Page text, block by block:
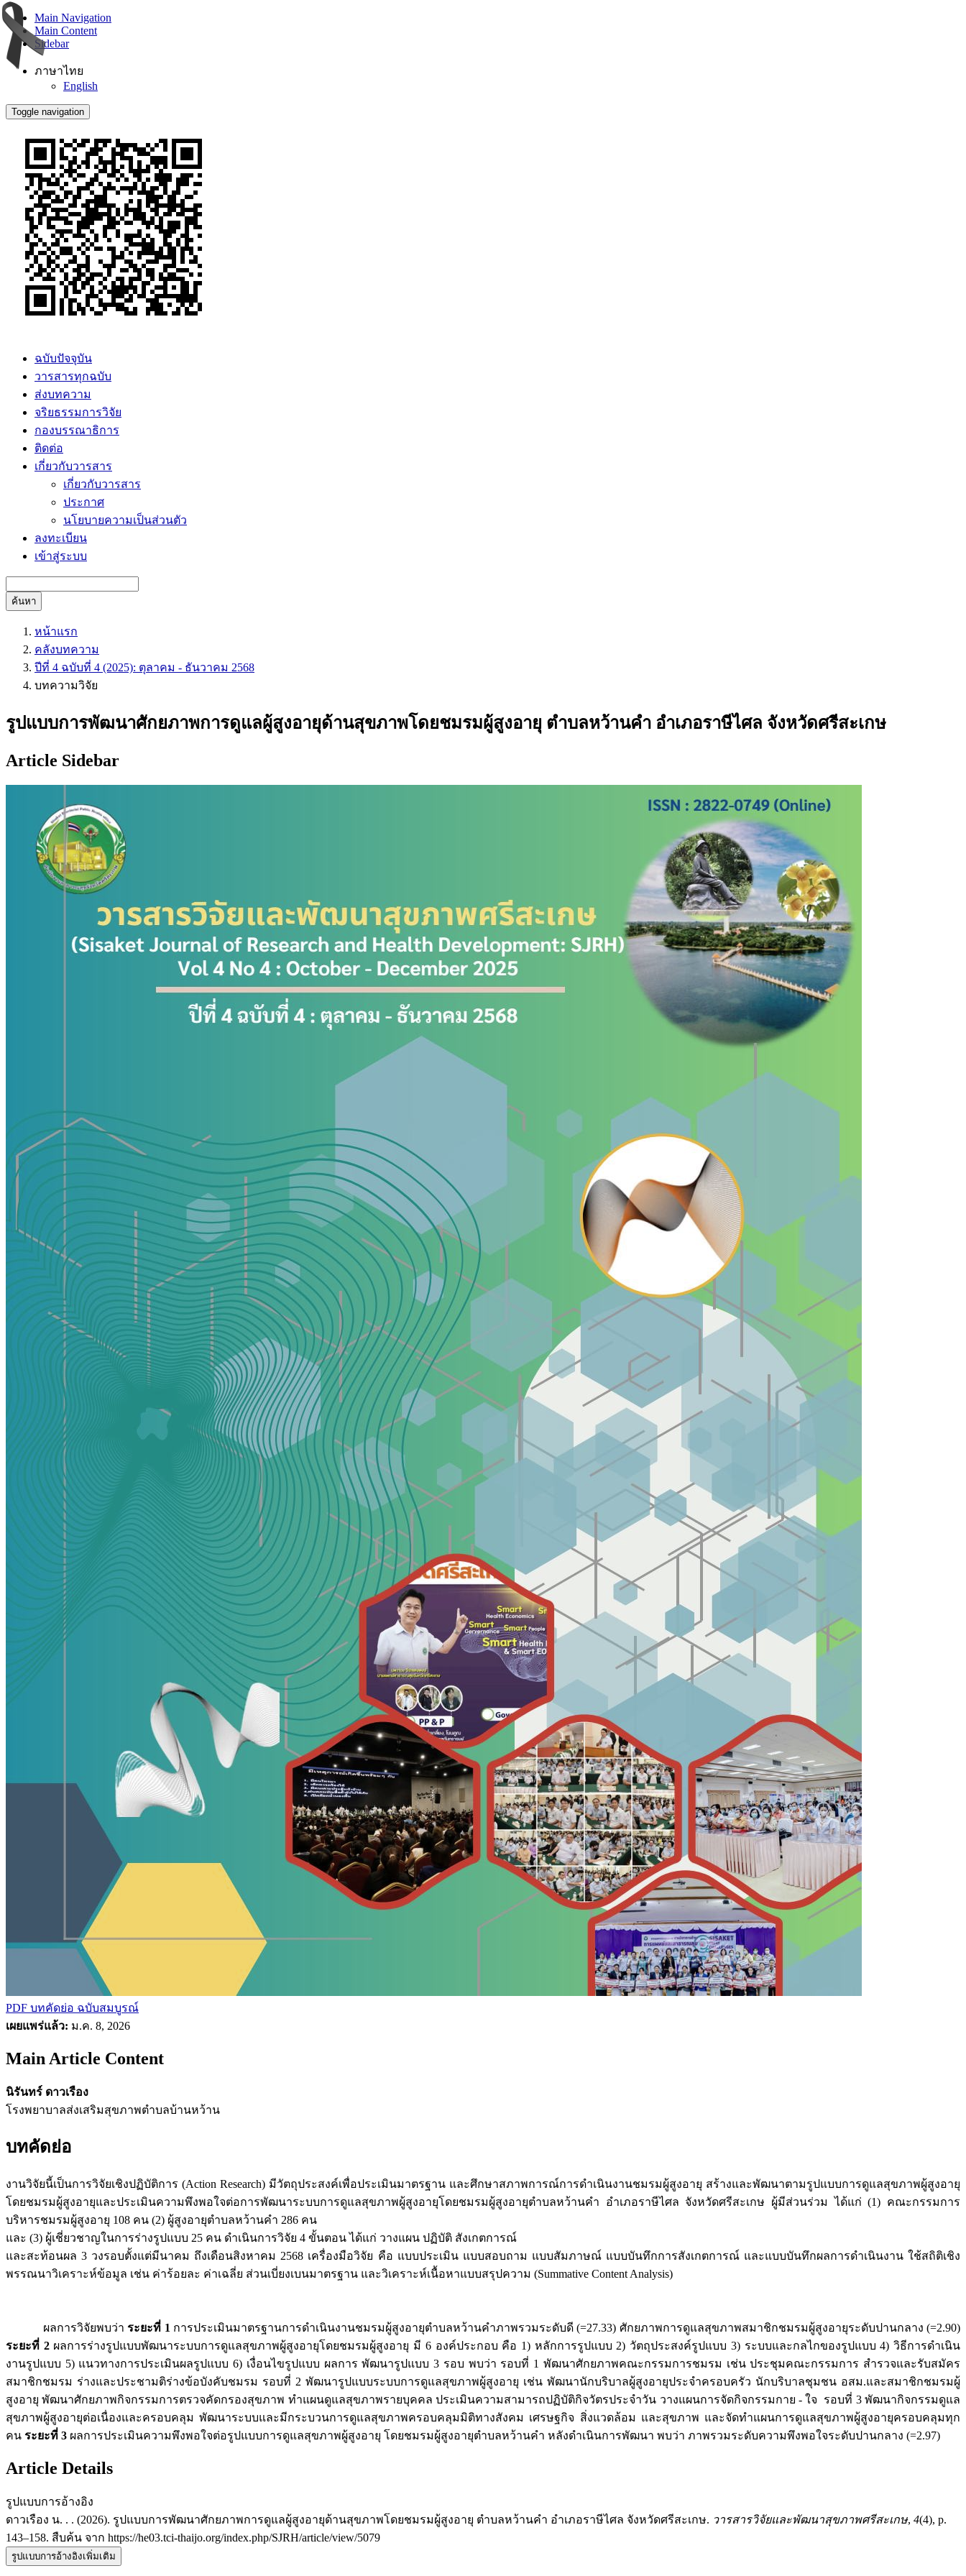
Main Navigation
Main Content
Sidebar
ภาษาไทย
English
Toggle navigation
ฉบับปัจจุบัน
วารสารทุกฉบับ
ส่งบทความ
จริยธรรมการวิจัย
กองบรรณาธิการ
ติดต่อ
เกี่ยวกับวารสาร
เกี่ยวกับวารสาร
ประกาศ
นโยบายความเป็นส่วนตัว
ลงทะเบียน
เข้าสู่ระบบ
ค้นหา
หน้าแรก
คลังบทความ
ปีที่ 4 ฉบับที่ 4 (2025): ตุลาคม - ธันวาคม 2568
บทความวิจัย
รูปแบบการพัฒนาศักยภาพการดูแลผู้สูงอายุด้านสุขภาพโดยชมรมผู้สูงอายุ ตำบลหว้านคำ อำเภอราษีไศล จังหวัดศรีสะเกษ
Article Sidebar
PDF บทคัดย่อ ฉบับสมบูรณ์
เผยแพร่แล้ว: ม.ค. 8, 2026
Main Article Content
นิรันทร์ ดาวเรือง
โรงพยาบาลส่งเสริมสุขภาพตำบลบ้านหว้าน
บทคัดย่อ
งานวิจัยนี้เป็นการวิจัยเชิงปฏิบัติการ (Action Research) มีวัตถุประสงค์เพื่อประเมินมาตรฐาน และศึกษาสภาพการณ์การดำเนินงานชมรมผู้สูงอายุ สร้างและพัฒนาตามรูปแบบการดูแลสุขภาพผู้สูงอายุ
โดยชมรมผู้สูงอายุและประเมินความพึงพอใจต่อการพัฒนาระบบการดูแลสุขภาพผู้สูงอายุโดยชมรมผู้สูงอายุตำบลหว้านคำ อำเภอราษีไศล จังหวัดศรีสะเกษ ผู้มีส่วนร่วม ได้แก่ (1) คณะกรรมการ
บริหารชมรมผู้สูงอายุ 108 คน (2) ผู้สูงอายุตำบลหว้านคำ 286 คน
และ (3) ผู้เชี่ยวชาญในการร่างรูปแบบ 25 คน ดำเนินการวิจัย 4 ขั้นตอน ได้แก่ วางแผน ปฏิบัติ สังเกตการณ์
และสะท้อนผล 3 วงรอบตั้งแต่มีนาคม ถึงเดือนสิงหาคม 2568 เครื่องมือวิจัย คือ แบบประเมิน แบบสอบถาม แบบสัมภาษณ์ แบบบันทึกการสังเกตการณ์ และแบบบันทึกผลการดำเนินงาน ใช้สถิติเชิง
พรรณนาวิเคราะห์ข้อมูล เช่น ค่าร้อยละ ค่าเฉลี่ย ส่วนเบี่ยงเบนมาตรฐาน และวิเคราะห์เนื้อหาแบบสรุปความ (Summative Content Analysis)
ผลการวิจัยพบว่าระยะที่ 1 การประเมินมาตรฐานการดำเนินงานชมรมผู้สูงอายุตำบลหว้านคำภาพรวมระดับดี (=27.33) ศักยภาพการดูแลสุขภาพสมาชิกชมรมผู้สูงอายุระดับปานกลาง (=2.90)
ระยะที่ 2ผลการร่างรูปแบบพัฒนาระบบการดูแลสุขภาพผู้สูงอายุโดยชมรมผู้สูงอายุ มี 6 องค์ประกอบ คือ 1) หลักการรูปแบบ 2) วัตถุประสงค์รูปแบบ 3) ระบบและกลไกของรูปแบบ 4) วิธีการดำเนิน
งานรูปแบบ 5) แนวทางการประเมินผลรูปแบบ 6) เงื่อนไขรูปแบบ ผลการ พัฒนารูปแบบ 3 รอบ พบว่า รอบที่ 1 พัฒนาศักยภาพคณะกรรมการชมรม เช่น ประชุมคณะกรรมการ สำรวจและรับสมัคร
สมาชิกชมรม ร่างและประชามติร่างข้อบังคับชมรม รอบที่ 2 พัฒนารูปแบบระบบการดูแลสุขภาพผู้สูงอายุ เช่น พัฒนานักบริบาลผู้สูงอายุประจำครอบครัว นักบริบาลชุมชน อสม.และสมาชิกชมรมผู้
สูงอายุ พัฒนาศักยภาพกิจกรรมการตรวจคัดกรองสุขภาพ ทำแผนดูแลสุขภาพรายบุคคล ประเมินความสามารถปฏิบัติกิจวัตรประจำวัน วางแผนการจัดกิจกรรมกาย - ใจ รอบที่ 3 พัฒนากิจกรรมดูแล
สุขภาพผู้สูงอายุต่อเนื่องและครอบคลุม พัฒนาระบบและมีกระบวนการดูแลสุขภาพครอบคลุมมิติทางสังคม เศรษฐกิจ สิ่งแวดล้อม และสุขภาพ และจัดทำแผนการดูแลสุขภาพผู้สูงอายุครอบคลุมทุก
คน ระยะที่ 3 ผลการประเมินความพึงพอใจต่อรูปแบบการดูแลสุขภาพผู้สูงอายุ โดยชมรมผู้สูงอายุตำบลหว้านคำ หลังดำเนินการพัฒนา พบว่า ภาพรวมระดับความพึงพอใจระดับปานกลาง (=2.97)
Article Details
รูปแบบการอ้างอิง
ดาวเรือง น. . . (2026). รูปแบบการพัฒนาศักยภาพการดูแลผู้สูงอายุด้านสุขภาพโดยชมรมผู้สูงอายุ ตำบลหว้านคำ อำเภอราษีไศล จังหวัดศรีสะเกษ. วารสารวิจัยและพัฒนาสุขภาพศรีสะเกษ, 4(4), p.
143–158. สืบค้น จาก https://he03.tci-thaijo.org/index.php/SJRH/article/view/5079
รูปแบบการอ้างอิงเพิ่มเติม